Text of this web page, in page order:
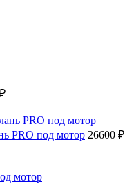
PRO под мотор 26600 ₽